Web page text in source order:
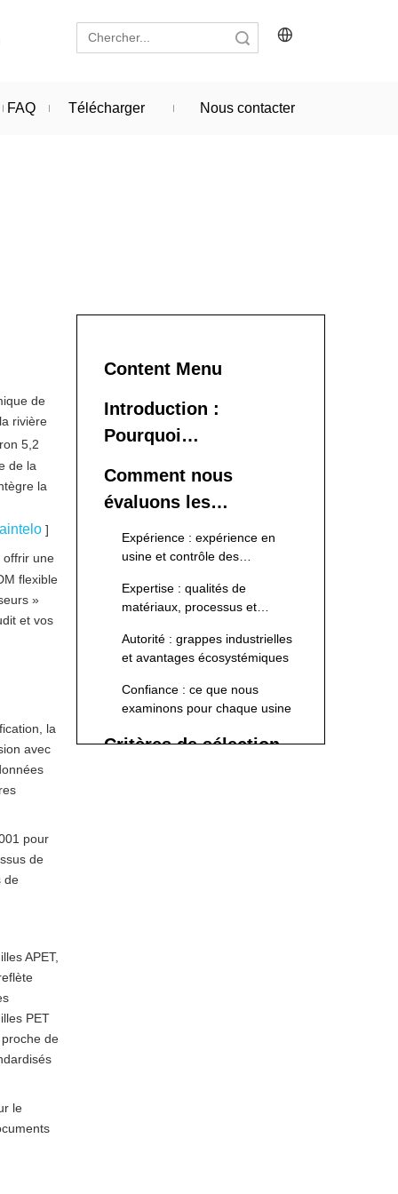
FAQ Télécharger Nous contacter
de
rivière
5,2
de la
la
]
offrir une
flexible
»
et vos
la
avec
pour
de
de
APET,
PET
de
le
Content Menu
Introduction :
Pourquoi
Comment nous
évaluons les
fournisseurs de
feuilles PET de haute
qualité
Expérience : expérience en
usine et contrôle des
Expertise : qualités de
matériaux, processus et
Autorité : grappes industrielles
et avantages écosystémiques
Confiance : ce que nous
examinons pour chaque usine
Critères de sélection